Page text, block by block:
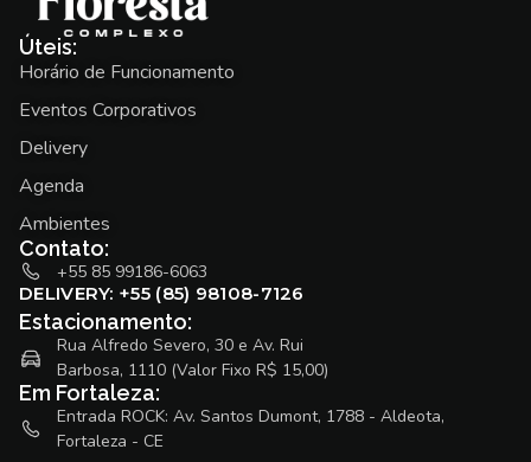
Úteis:
Horário de Funcionamento
Eventos Corporativos
Delivery
Agenda
Ambientes
Contato:
+55 85 99186-6063
DELIVERY: +55 (85) 98108-7126
Estacionamento:
Rua Alfredo Severo, 30 e Av. Rui
Barbosa, 1110 (Valor Fixo R$ 15,00)
Em Fortaleza:
Entrada ROCK: Av. Santos Dumont, 1788 - Aldeota,
Fortaleza - CE